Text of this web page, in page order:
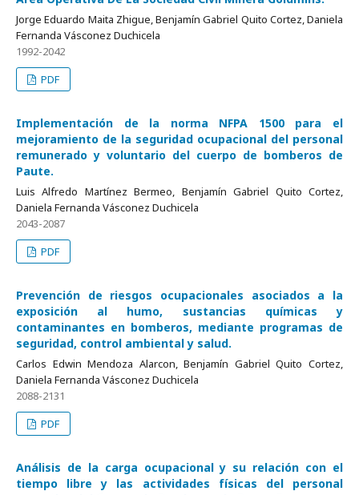
Jorge Eduardo Maita Zhigue, Benjamín Gabriel Quito Cortez, Daniela
Fernanda Vásconez Duchicela
1992-2042
PDF
Implementación de la norma NFPA 1500 para el
mejoramiento de la seguridad ocupacional del personal
remunerado y voluntario del cuerpo de bomberos de
Paute.
Luis Alfredo Martínez Bermeo, Benjamín Gabriel Quito Cortez,
Daniela Fernanda Vásconez Duchicela
2043-2087
PDF
Prevención de riesgos ocupacionales asociados a la
exposición al humo, sustancias químicas y
contaminantes en bomberos, mediante programas de
seguridad, control ambiental y salud.
Carlos Edwin Mendoza Alarcon, Benjamín Gabriel Quito Cortez,
Daniela Fernanda Vásconez Duchicela
2088-2131
PDF
Análisis de la carga ocupacional y su relación con el
tiempo libre y las actividades físicas del personal